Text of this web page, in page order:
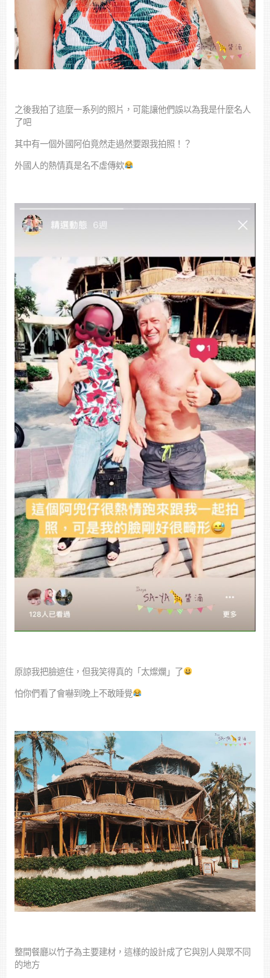
之後我拍了這麼一系列的照片，可能讓他們誤以為我是什麼名人
了吧
其中有一個外國阿伯竟然走過然要跟我拍照！？
外國人的熱情真是名不虛傳欸
原諒我把臉遮住，但我笑得真的「太燦爛」了
怕你們看了會嚇到晚上不敢睡覺
整間餐廳以竹子為主要建材，這樣的設計成了它與別人與眾不同
的地方